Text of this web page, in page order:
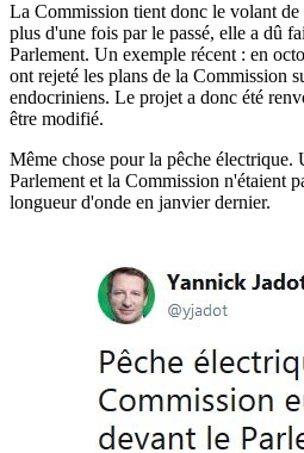
La Commission tient donc le volant
plus d'une fois par le passé, elle a dû
Parlement. Un exemple récent : en
ont rejeté les plans de la Commission
endocriniens. Le projet a donc été
être modifié.
Même chose pour la pêche électrique.
Parlement et la Commission n'étaient
longueur d'onde en janvier dernier.